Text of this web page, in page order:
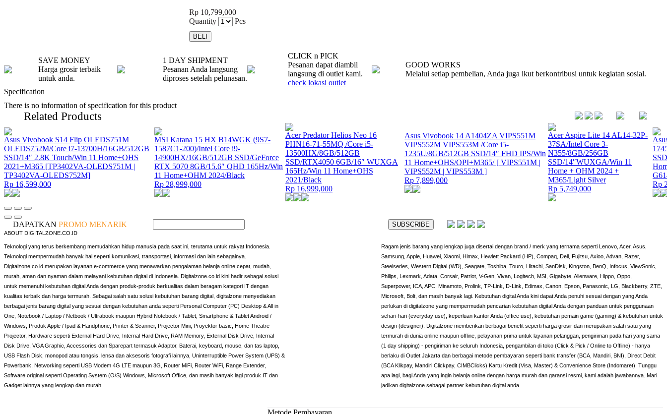
Rp 10,799,000
Quantity
Pcs
SAVE MONEY
Harga grosir terbaik
untuk anda.
1 DAY SHIPMENT
Pesanan Anda langsung
diproses setelah pelunasan.
CLICK n PICK
Pesanan dapat diambil
langsung di outlet kami.
check lokasi outlet
GOOD WORKS
Melalui setiap pembelian, Anda juga ikut berkontribusi untuk kegiatan sosial.
Specification
There is no information of specification for this product
Related Products
Asus Vivobook S14 Flip OLEDS751M
OLEDS752M/Core i7-13700H/16GB/512GB
SSD/14″ 2.8K Touch/Win 11 Home+OHS
2021+M365 [TP3402VA-OLEDS751M |
TP3402VA-OLEDS752M]
Rp 16,599,000
MSI Katana 15 HX B14WGK (9S7-
1587C1-200)/Intel Core i9-
14900HX/16GB/512GB SSD/GeForce
RTX 5070 8GB/15.6″ QHD 165Hz/Win
11 Home+OHM 2024/Black
Rp 28,999,000
Acer Predator Helios Neo 16
PHN16-71-55MQ /Core i5-
13500HX/8GB/512GB
SSD/RTX4050 6GB/16″ WUXGA
165Hz/Win 11 Home+OHS
2021/Black
Rp 16,999,000
Asus Vivobook 14 A1404ZA VIPS551M
VIPS552M VIPS553M /Core i5-
1235U/8GB/512GB SSD/14″ FHD IPS/Win
11 Home+OHS/OPI+M365/ [ VIPS551M |
VIPS552M | VIPS553M ]
Rp 7,899,000
Acer Aspire Lite 14 AL14-32P-
37SA/Intel Core 3-
N355/8GB/256GB
SSD/14″WUXGA/Win 11
Home + OHM 2024 +
M365/Light Silver
Rp 5,749,000
Rp
DAPATKAN PROMO MENARIK
ABOUT DIGITALZONE.CO.ID
Teknologi yang terus berkembang memudahkan hidup manusia pada saat ini, terutama untuk rakyat Indonesia.
Teknologi mempermudah banyak hal seperti komunikasi, transportasi, informasi dan lain sebagainya.
Digitalzone.co.id merupakan layanan e-commerce yang menawarkan pengalaman belanja online cepat, mudah,
murah, aman dan nyaman dalam melayani kebutuhan digital di Indonesia. Digitalzone.co.id kini hadir sebagai solusi
untuk memenuhi kebutuhan digital Anda dengan produk-produk berkualitas dalam beragam kategori IT dengan
kualitas terbaik dan harga termurah. Sebagai salah satu solusi kebutuhan barang digital, digitalzone menyediakan
berbagai jenis barang digital yang sesuai dengan kebutuhan anda seperti Personal Computer (PC) Desktop & All in
One, Notebook / Laptop / Netbook / Ultrabook maupun Hybrid Notebook / Tablet, Smartphone & Tablet Android /
Windows, Produk Apple / Ipad & Handphone, Printer & Scanner, Projector Mini, Proyektor basic, Home Theatre
Projector, Hardware seperti External Hard Drive, Internal Hard Drive, RAM Memory, External Disk Drive, Internal
Disk Drive, VGA Graphic, Accessories dan Sparepart termasuk Adaptor, Baterai, keyboard, mouse, dan tas laptop,
USB Flash Disk, monopod atau tongsis, lensa dan aksesoris fotografi lainnya, Uninterruptible Power System (UPS) &
Powerbank, Networking seperti USB Modem 4G LTE maupun 3G, Router MiFi, Router WiFi, Range Extender,
Software original seperti Operating System (O/S) Windows, Microsoft Office, dan masih banyak lagi produk IT dan
Gadget lainnya yang lengkap dan murah.
Ragam jenis barang yang lengkap juga disertai dengan brand / merk yang ternama seperti Lenovo, Acer, Asus,
Samsung, Apple, Huawei, Xiaomi, Himax, Hewlett Packard (HP), Compaq, Dell, Fujitsu, Axioo, Advan, Razer,
Steelseries, Western Digital (WD), Seagate, Toshiba, Touro, Hitachi, SanDisk, Kingston, BenQ, Infocus, ViewSonic,
Philips, Lexmark, Adata, Corsair, Patriot, V-Gen, Vivan, Logitech, MSI, Gigabyte, Alienware, Hippo, Oppo,
Superpower, ICA, APC, Minamoto, Prolink, TP-Link, D-Link, Edimax, Canon, Epson, Panasonic, LG, Blackberry, ZTE,
Microsoft, Bolt, dan masih banyak lagi. Kebutuhan digital Anda kini dapat Anda penuhi sesuai dengan yang Anda
perlukan di digitalzone yang mempermudah pencarian kebutuhan digital Anda dengan panduan untuk penggunaan
sehari-hari (everyday use), keperluan kantor Anda (office use), kebutuhan pemain game (gaming) & kebutuhan untuk
design (designer). Digitalzone memberikan berbagai benefit seperti harga grosir dan merupakan salah satu yang
termurah di dunia online maupun offline, pelayanan prima untuk layanan pelanggan, pengiriman pada hari yang sama
(1 day shipping) - pengiriman ke seluruh Indonesia, pengambilan di toko (Click & Pick / Online to Offline) - hanya
berlaku di Outlet Jakarta dan berbagai metode pembayaran seperti bank transfer (BCA, Mandiri, BNI), Direct Debit
(BCA Klikpay, Mandiri Clickpay, CIMBClicks) Kartu Kredit (Visa, Master) & Convenience Store (Indomaret). Tunggu
apa lagi, bagi Anda yang ingin belanja online dengan harga murah dan garansi resmi, kami adalah jawabannya. Mari
jadikan digitalzone sebagai partner kebutuhan digital anda.
Metode Pembayaran